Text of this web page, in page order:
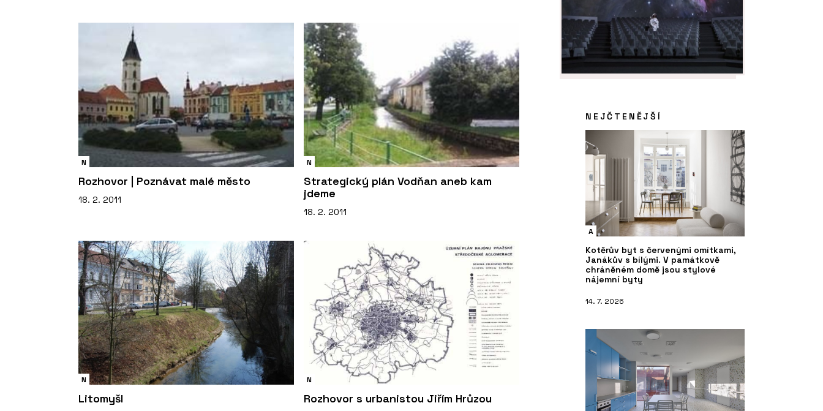
N
Rozhovor | Poznávat malé město
18. 2. 2011
N
Strategický plán Vodňan aneb kam
jdeme
18. 2. 2011
N
Litomyšl
N
Rozhovor s urbanistou Jiřím Hrůzou
NEJČTENĚJŠÍ
A
Kotěrův byt s červenými omítkami,
Janákův s bílými. V památkově
chráněném domě jsou stylové
nájemní byty
14. 7. 2026